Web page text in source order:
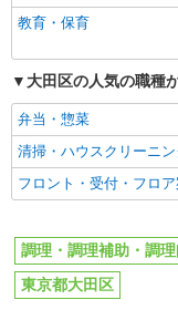
教育・保育
大田区の人気の職種
弁当・惣菜
清掃・ハウスクリーニ
フロント・受付・フロア
調理・調理補助・調
東京都大田区